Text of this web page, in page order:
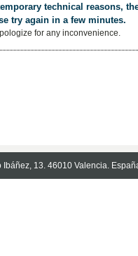
technical reasons,
try again in a few minutes.
for any inconvenience.
13. 46010 Valencia.